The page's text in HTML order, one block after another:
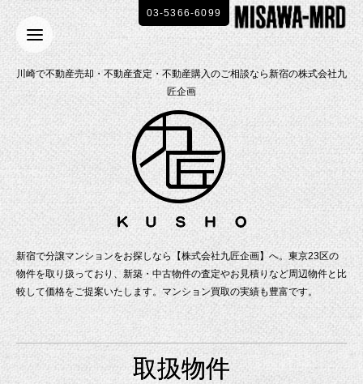
川崎で不動産売却・不動産査定・不動産購入のご相談なら新宿の株式会社九
匠企画
新宿で分譲マンションをお探しなら【株式会社九匠企画】へ。東京23区の
物件を取り扱っており、新築・中古物件の査定やお見積りなど周辺物件と比
較して価格をご提案いたします。マンション買取の実績も豊富です。
03-5366-6099
取扱物件